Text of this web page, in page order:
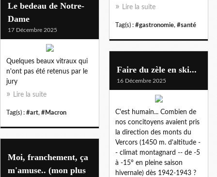
Lire la suite
Tag(s) : #gastronomie, #santé
Le bedeau de Notre-
Dame
17 Décembre 2025
Quelques beaux vitraux qui
n'ont pas été retenus par le
jury
Lire la suite
Tag(s) : #art, #Macron
Faire du zèle en ski...
16 Décembre 2025
C'est humain... Combien de
nos concitoyens avaient pris
la direction des monts du
Vercors (1450 m. d'altitude -
- climat montagnard -- de -5
à -15° en pleine saison
hivernale) dès 1942-1943 ?
Moi, franchement, ça
m'amuse.. (mon plus